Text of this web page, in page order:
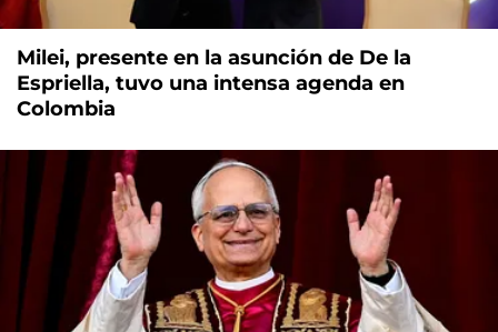
Milei, presente en la asunción de De la
Espriella, tuvo una intensa agenda en
Colombia